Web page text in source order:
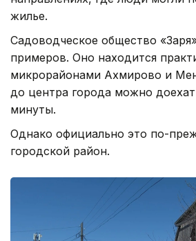
жилье.
Садоводческое общество
примеров. Оно находится
микрорайонами Ахмирово и
до центра города можно
минуты.
Однако официально это по-
городской район.